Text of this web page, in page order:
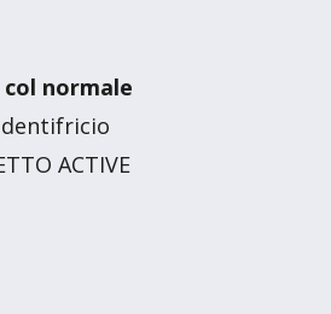
normale
ACTIVE